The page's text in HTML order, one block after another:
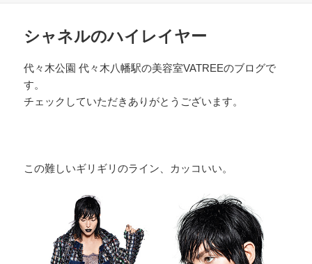
シャネルのハイレイヤー
代々木公園 代々木八幡駅の美容室VATREEのブログで
す。
チェックしていただきありがとうございます。
この難しいギリギリのライン、カッコいい。